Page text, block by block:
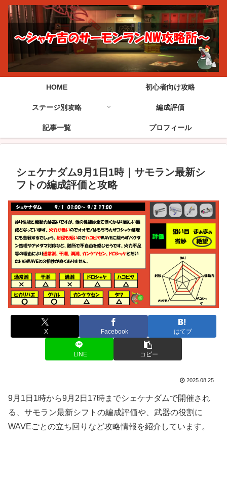
HOME 初心者向け攻略
ステージ別攻略 編成評価
記事一覧 プロフィール
シェケナダム9月1日1時｜サモラン最新シ
フトの編成評価と攻略
X Facebook はてブ
LINE コピー
2025.08.25
9月1日1時から9月2日17時までシェケナダムで開催され
る、サモラン最新シフトの編成評価や、武器の役割に
WAVEごとの立ち回りなど攻略情報を紹介しています。